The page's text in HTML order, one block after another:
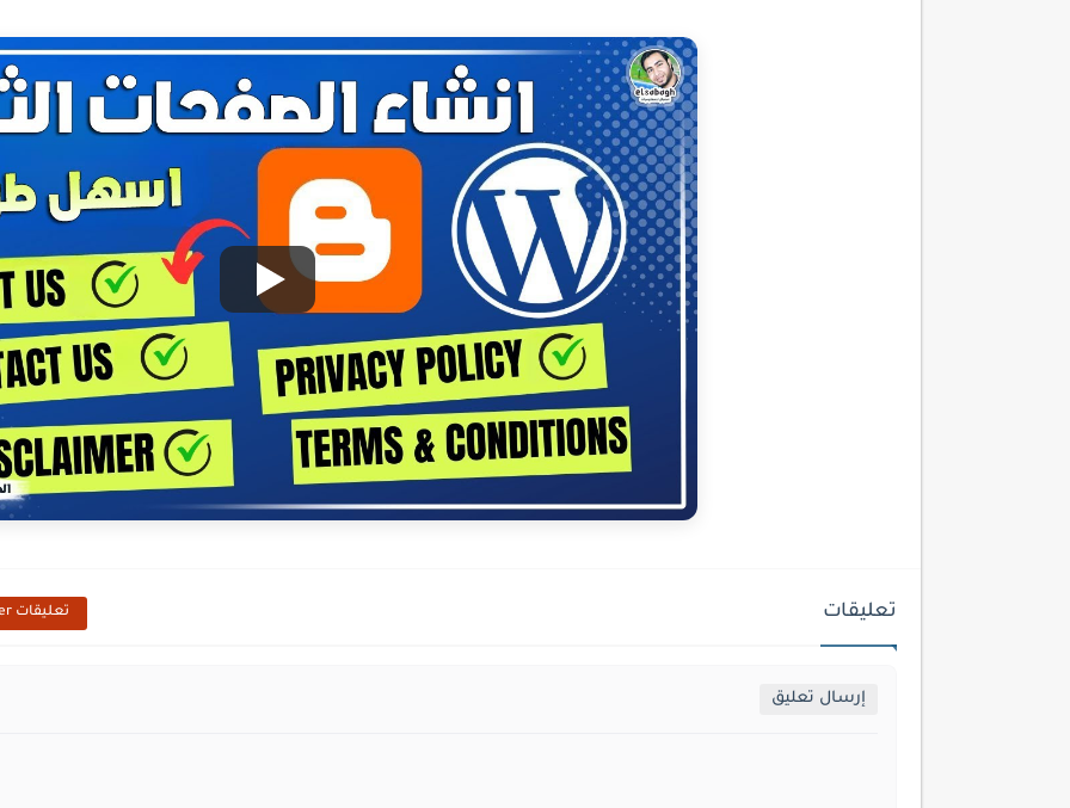
تعليقات تعليقات Blogger
إرسال تعليق